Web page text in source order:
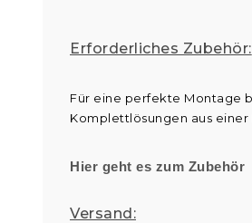
Erforderliches Zubehör:
Für eine perfekte Montage
Komplettlösungen aus einer
Hier geht es zum Zubehör
Versand: